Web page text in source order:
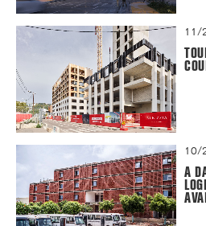
11/
10/
A